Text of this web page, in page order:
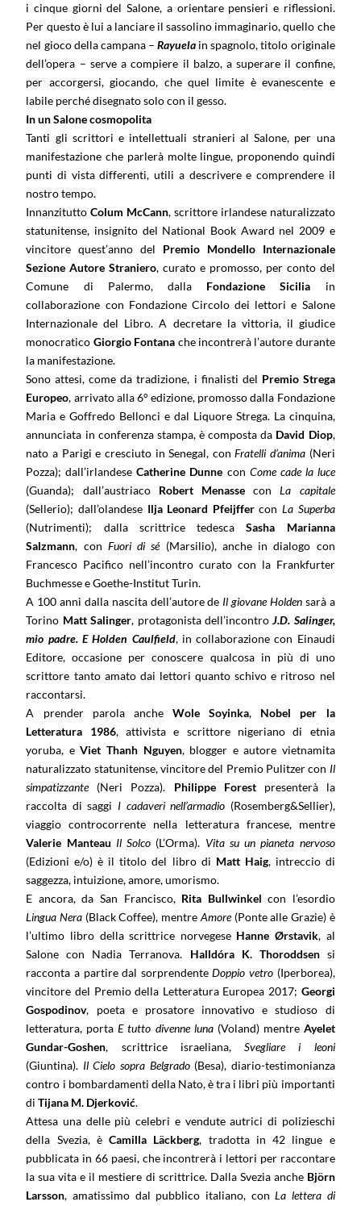
i cinque giorni del Salone, a orientare pensieri e riflessioni.
Per questo è lui a lanciare il sassolino immaginario, quello che
nel gioco della campana –Rayuela in spagnolo, titolo originale
dell’opera – serve a compiere il balzo, a superare il confine,
per accorgersi, giocando, che quel limite è evanescente e
labile perché disegnato solo con il gesso.
In un Salone cosmopolita
Tanti gli scrittori e intellettuali stranieri al Salone, per una
manifestazione che parlerà molte lingue, proponendo quindi
punti di vista differenti, utili a descrivere e comprendere il
nostro tempo.
InnanzituttoColum McCann, scrittore irlandese naturalizzato
statunitense, insignito del National Book Award nel 2009 e
vincitore quest’anno del Premio Mondello Internazionale
Sezione Autore Straniero, curato e promosso, per conto del
Comune di Palermo, dalla Fondazione Sicilia in
collaborazione con Fondazione Circolo dei lettori e Salone
Internazionale del Libro. A decretare la vittoria, il giudice
monocratico Giorgio Fontana che incontrerà l’autore durante
la manifestazione.
Sono attesi, come da tradizione, i finalisti del Premio Strega
Europeo, arrivato alla 6° edizione, promosso dalla Fondazione
Maria e Goffredo Bellonci e dal Liquore Strega. La cinquina,
annunciata in conferenza stampa, è composta da David Diop,
nato a Parigi e cresciuto in Senegal, conFratelli d’anima(Neri
Pozza); dall’irlandeseCatherine Dunne con Come cade la luce
(Guanda); dall’austriaco Robert Menasse conLa capitale
(Sellerio); dall’olandese Ilja Leonard PfeijfferconLa Superba
(Nutrimenti); dalla scrittrice tedescaSasha
Marianna
Salzmann, con Fuori di sé(Marsilio), anche in dialogo con
Francesco Pacifico nell’incontro curato con la Frankfurter
Buchmesse e Goethe-Institut Turin.
A 100 anni dalla nascita dell’autore de Il giovane Holdensarà a
Torino Matt Salinger, protagonista dell’incontroJ.D. Salinger,
mio padre. E Holden Caulfield, in collaborazione con Einaudi
Editore, occasione per conoscere qualcosa in più di uno
scrittore tanto amato dai lettori quanto schivo e ritroso nel
raccontarsi.
A prender parola anche Wole Soyinka, Nobel per la
Letteratura
1986, attivista e scrittore nigeriano di etnia
yoruba, eViet Thanh Nguyen, blogger e autore vietnamita
naturalizzato statunitense, vincitore del Premio Pulitzer con Il
simpatizzante(Neri Pozza). Philippe Forestpresenterà la
raccolta di saggi I cadaveri nell’armadio (Rosemberg&Sellier),
viaggio controcorrente nella letteratura francese, mentre
Valerie Manteau Il Solco (L’Orma). Vita su un pianeta nervoso
(Edizioni e/o) è il titolo del libro di Matt Haig, intreccio di
saggezza, intuizione, amore, umorismo.
E ancora, da San Francisco, Rita Bullwinkel con l’esordio
Lingua Nera (Black Coffee), mentre Amore(Ponte alle Grazie) è
l’ultimo libro della scrittrice norvegese Hanne Ørstavik, al
Salone con Nadia Terranova. Halldóra K. Thoroddsensi
racconta a partire dal sorprendenteDoppio vetro (Iperborea),
vincitore del Premio della Letteratura Europea 2017; Georgi
Gospodinov, poeta e prosatore innovativo e studioso di
letteratura, portaE tutto divenne luna(Voland) mentre Ayelet
Gundar-Goshen, scrittrice israeliana,Svegliare i leoni
(Giuntina). Il Cielo sopra Belgrado(Besa), diario-testimonianza
contro i bombardamenti della Nato, è tra i libri più importanti
diTijana M. Djerković.
Attesa una delle più celebri e vendute autrici di polizieschi
della Svezia, èCamilla Läckberg, tradotta in 42 lingue e
pubblicata in 66 paesi, che incontrerà i lettori per raccontare
la sua vita e il mestiere di scrittrice. Dalla Svezia anche Björn
Larsson, amatissimo dal pubblico italiano, conLa lettera di